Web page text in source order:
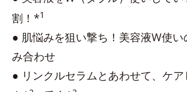
割！*1
● 肌悩みを狙い撃ち！美容液W使い
み合わせ
● リンクルセラムとあわせて、ケ